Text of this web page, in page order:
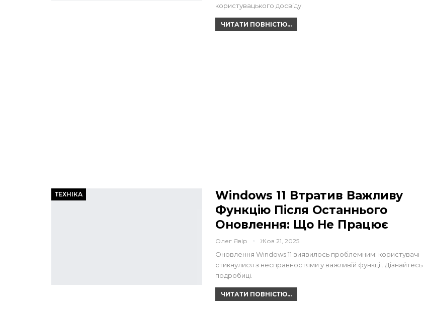
користувацького досвіду.
ЧИТАТИ ПОВНІСТЮ...
ТЕХНІКА
Windows 11 Втратив Важливу
Функцію Після Останнього
Оновлення: Що Не Працює
Олег Явір Жов 21, 2025
Оновлення Windows 11 виявилось проблемним: користувачі
стикнулися з несправностями у важливій функції. Дізнайтесь
подробиці.
ЧИТАТИ ПОВНІСТЮ...